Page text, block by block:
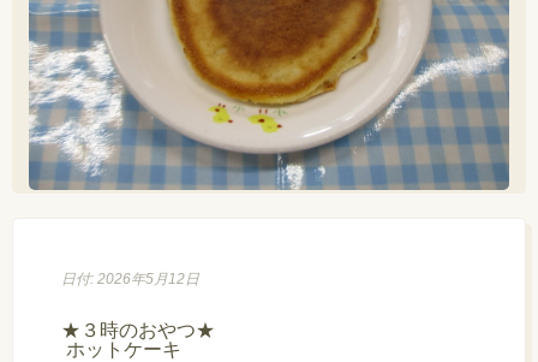
日付: 2026年5月12日
★３時のおやつ★
ホットケーキ